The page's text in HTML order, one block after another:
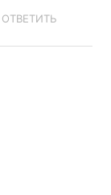
ОТВЕТИТЬ